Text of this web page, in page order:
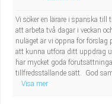
Vi söker en lärare i spanska
att arbeta två dagar i veckan
nuläget är vi öppna för förslag
att kunna utföra ditt uppdrag
har mycket goda
tillfredsställande sätt. God
Visa mer